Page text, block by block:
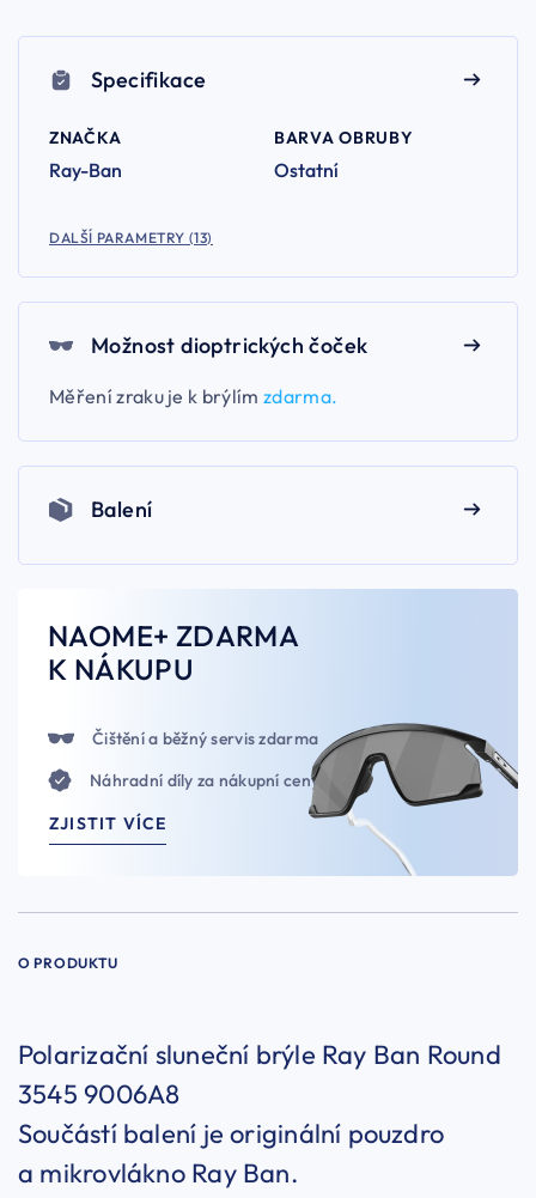
Specifikace
ZNAČKA
Ray-Ban
BARVA OBRUBY
Ostatní
DALŠÍ PARAMETRY (13)
Možnost dioptrických čoček
Měření zraku je k brýlím zdarma.
Balení
NAOME+ ZDARMA
K NÁKUPU
Čištění a běžný servis zdarma
Náhradní díly za nákupní ceny
ZJISTIT VÍCE
O PRODUKTU
Polarizační sluneční brýle Ray Ban Round
3545 9006A8
Součástí balení je originální pouzdro
a mikrovlákno Ray Ban.